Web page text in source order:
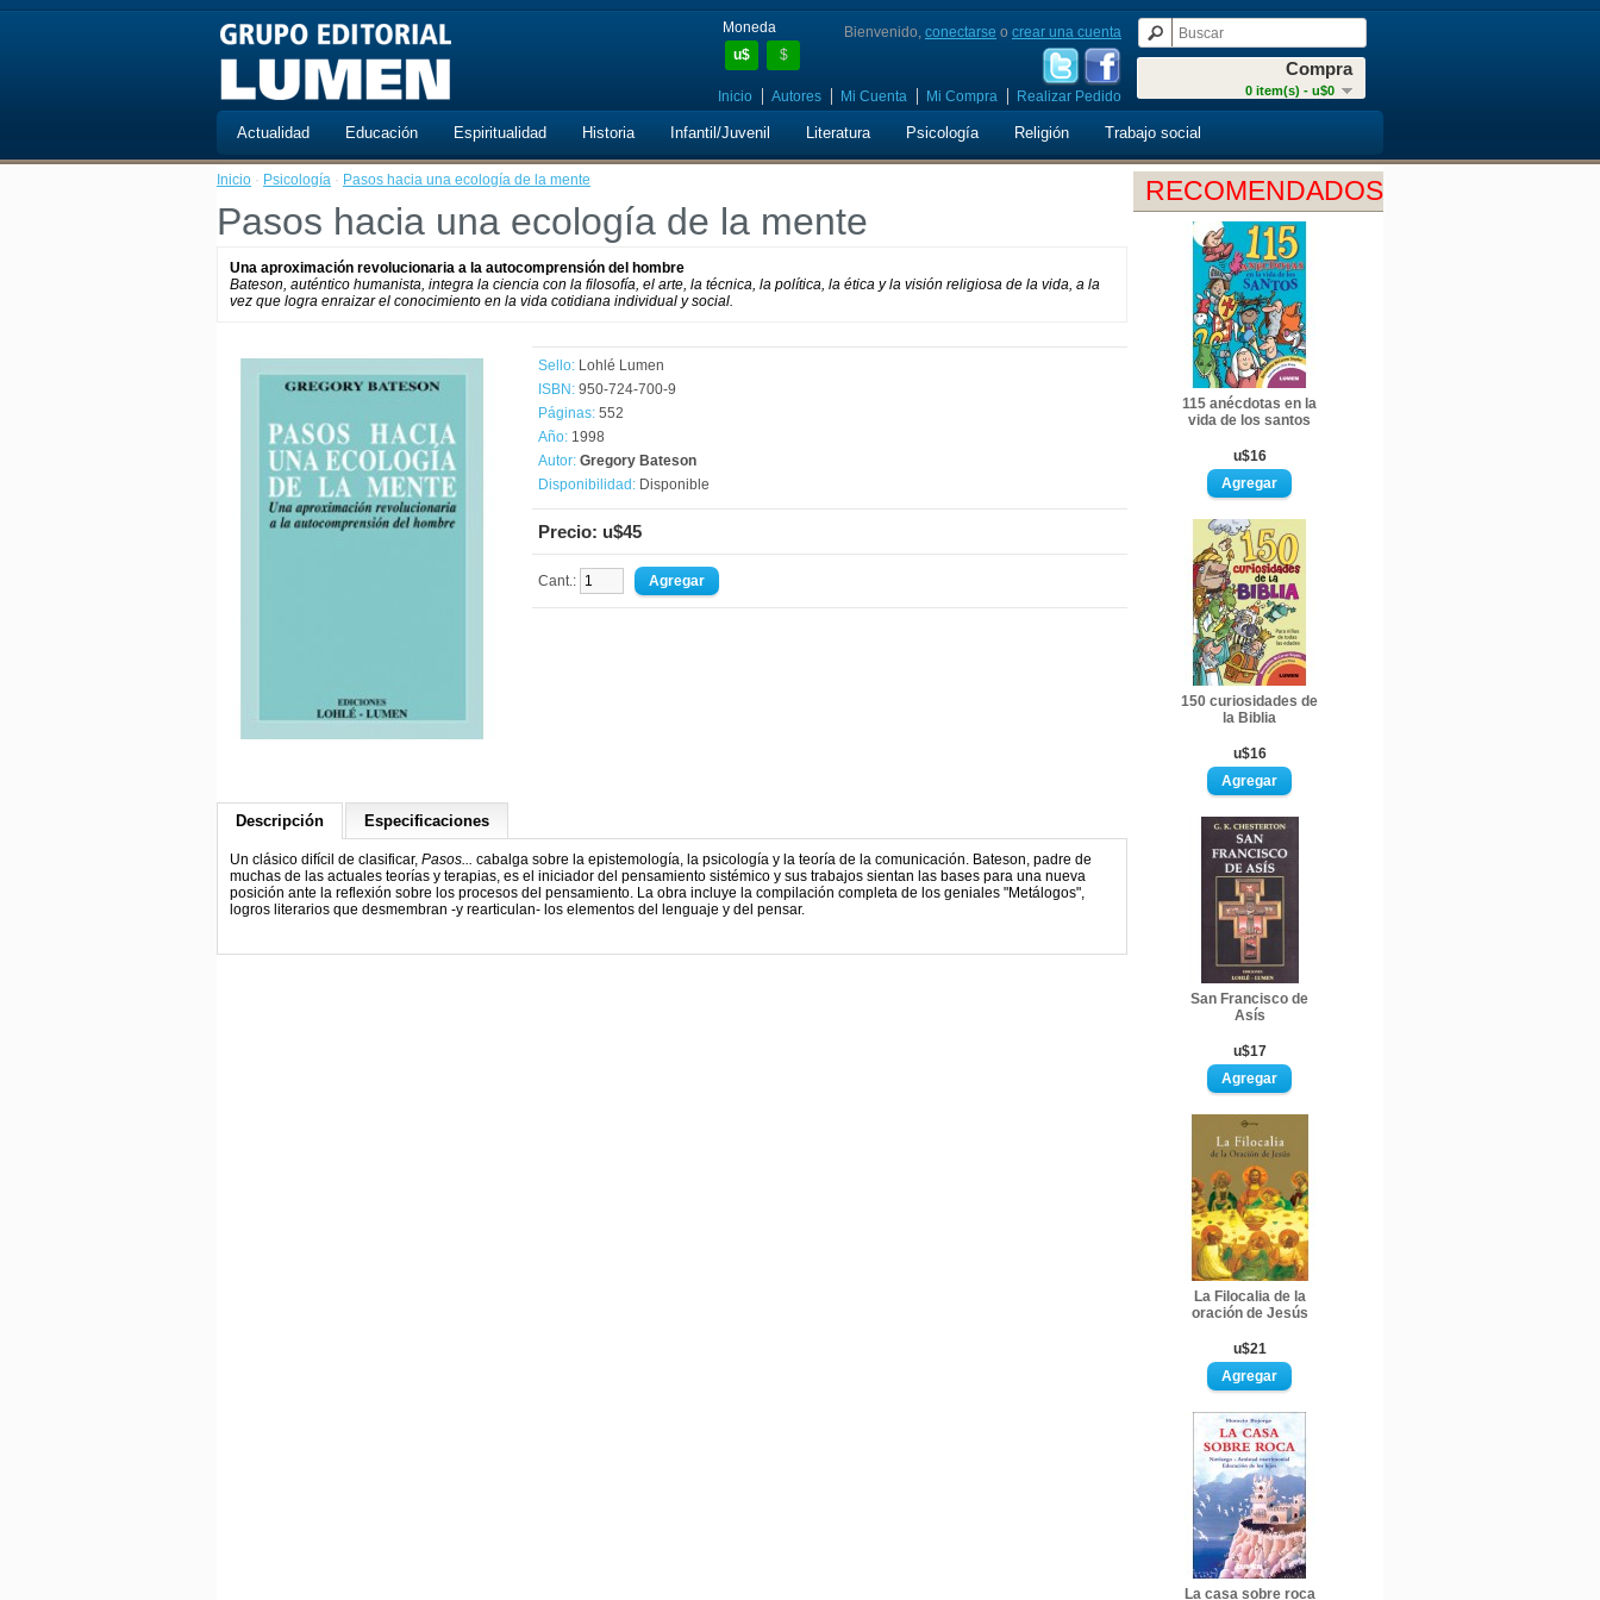
Moneda
u$
$
Compra
0 item(s) - u$0
Bienvenido, conectarse o crear una cuenta
Inicio Autores Mi Cuenta Mi Compra Realizar Pedido
Actualidad Educación Espiritualidad Historia Infantil/Juvenil Literatura Psicología Religión Trabajo social
RECOMENDADOS
115 anécdotas en la
vida de los santos
u$16
150 curiosidades de
la Biblia
u$16
San Francisco de
Asís
u$17
La Filocalia de la
oración de Jesús
u$21
La casa sobre roca
Inicio · Psicología · Pasos hacia una ecología de la mente
Pasos hacia una ecología de la mente
Una aproximación revolucionaria a la autocomprensión del hombre
Bateson, auténtico humanista, integra la ciencia con la filosofía, el arte, la técnica, la política, la ética y la visión religiosa de la vida, a la
vez que logra enraizar el conocimiento en la vida cotidiana individual y social.
Sello: Lohlé Lumen
ISBN: 950-724-700-9
Páginas: 552
Año: 1998
Autor: Gregory Bateson
Disponibilidad: Disponible
Precio: u$45
Cant.:
Descripción Especificaciones
Un clásico difícil de clasificar, Pasos... cabalga sobre la epistemología, la psicología y la teoría de la comunicación. Bateson, padre de
muchas de las actuales teorías y terapias, es el iniciador del pensamiento sistémico y sus trabajos sientan las bases para una nueva
posición ante la reflexión sobre los procesos del pensamiento. La obra incluye la compilación completa de los geniales "Metálogos",
logros literarios que desmembran -y rearticulan- los elementos del lenguaje y del pensar.